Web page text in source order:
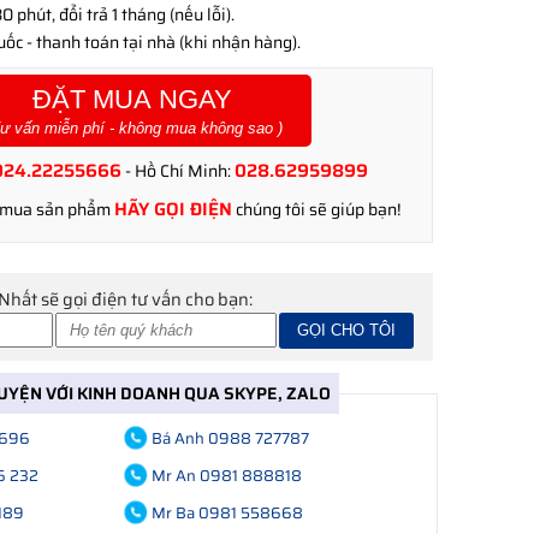
phút, đổi trả 1 tháng (nếu lỗi).
- thanh toán tại nhà (khi nhận hàng).
ĐẶT MUA NGAY
vấn miễn phí - không mua không sao )
- Hồ Chí Minh:028.62959899
sản phẩmHÃY GỌI ĐIỆN chúng tôi sẽ giúp bạn!
sẽ gọi điện tư vấn cho bạn:
VỚI KINH DOANH QUA SKYPE, ZALO
Bá Anh 0988 727787
232
Mr An 0981 888818
Mr Ba 0981 558668